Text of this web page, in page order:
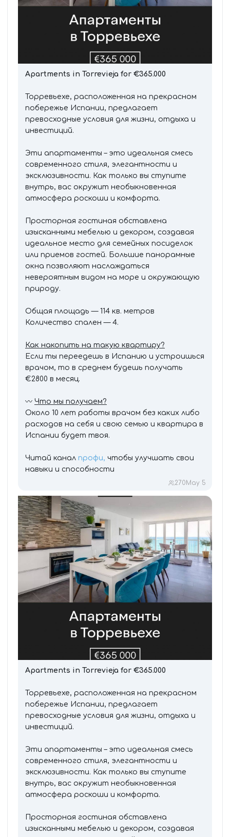
Apartments in Torrevieja for €365.000
Торревьехе, расположенная на прекрасном
побережье Испании, предлагает
превосходные условия для жизни, отдыха и
инвестиций.
Эти апартаменты – это идеальная смесь
современного стиля, элегантности и
эксклюзивности. Как только вы ступите
внутрь, вас окружит необыкновенная
атмосфера роскоши и комфорта.
Просторная гостиная обставлена
изысканными мебелью и декором, создавая
идеальное место для семейных посиделок
или приемов гостей. Большие панорамные
окна позволяют наслаждаться
невероятным видом на море и окружающую
природу.
Общая площадь — 114 кв. метров
Количество спален — 4.
Как накопить на такую квартиру?
Если ты переедешь в Испанию и устроишься
врачом, то в среднем будешь получать
€2800 в месяц.
〰️ Что мы получаем?
Около 10 лет работы врачом без каких либо
расходов на себя и свою семью и квартира в
Испании будет твоя.
Читай канал профи, чтобы улучшать свои
навыки и способности
270 May 5
Apartments in Torrevieja for €365.000
Торревьехе, расположенная на прекрасном
побережье Испании, предлагает
превосходные условия для жизни, отдыха и
инвестиций.
Эти апартаменты – это идеальная смесь
современного стиля, элегантности и
эксклюзивности. Как только вы ступите
внутрь, вас окружит необыкновенная
атмосфера роскоши и комфорта.
Просторная гостиная обставлена
изысканными мебелью и декором, создавая